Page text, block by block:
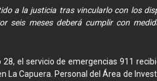
a la justicia tras vincularlo con los
seis meses deberá cumplir con
el servicio de emergencias 911
La Capuera. Personal del Área de